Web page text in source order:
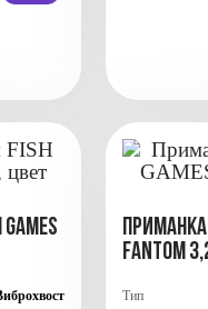
Приманка
FANTOM
Тип